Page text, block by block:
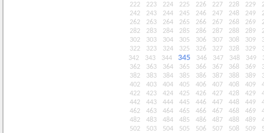
222
223 224 225 226 227 228 229
242
243 244 245 246 247 248 249
262
263 264 265 266 267 268 269
282
283 284 285 286 287 288 289
302
303 304 305 306 307 308 309
322
323 324 325 326 327 328 329
342
343 344 345 346 347 348 349
362
363 364 365 366 367 368 369
382
383 384 385 386 387 388 389
402
403 404 405 406 407 408 409
422
423 424 425 426 427 428 429
442
443 444 445 446 447 448 449
462
463 464 465 466 467 468 469
482
483 484 485 486 487 488 489
502
503 504 505 506 507 508 509